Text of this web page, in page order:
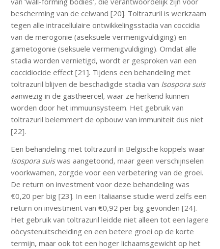
bescherming van de celwand [20]. Toltrazuril is werkzaam
tegen alle intracellulaire ontwikkelingsstadia van coccidia
van de merogonie (aseksuele vermenigvuldiging) en
gametogonie (seksuele vermenigvuldiging). Omdat alle
stadia worden vernietigd, wordt er gesproken van een
coccidiocide effect [21]. Tijdens een behandeling met
toltrazuril blijven de beschadigde stadia van Isospora suis
aanwezig in de gastheercel, waar ze herkend kunnen
worden door het immuunsysteem. Het gebruik van
toltrazuril belemmert de opbouw van immuniteit dus niet
[22].
Een behandeling met toltrazuril in Belgische koppels waar
Isospora suiswas aangetoond, maar geen verschijnselen
voorkwamen, zorgde voor een verbetering van de groei.
De return on investment voor deze behandeling was
€0,20 per big [23]. In een Italiaanse studie werd zelfs een
return on investment van €0,92 per big gevonden [24].
Het gebruik van toltrazuril leidde niet alleen tot een lagere
oöcystenuitscheiding en een betere groei op de korte
termijn, maar ook tot een hoger lichaamsgewicht op het